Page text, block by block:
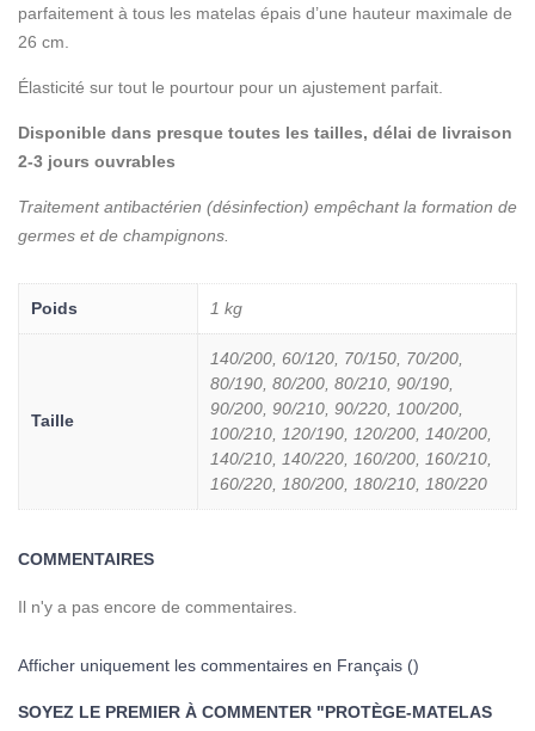
parfaitement à tous les matelas épais d’une hauteur maximale de
26 cm.
Élasticité sur tout le pourtour pour un ajustement parfait.
Disponible dans presque toutes les tailles, délai de livraison
2-3 jours ouvrables
Traitement antibactérien (désinfection) empêchant la formation de
germes et de champignons.
Poids 1 kg
Taille
140/200, 60/120, 70/150, 70/200,
80/190, 80/200, 80/210, 90/190,
90/200, 90/210, 90/220, 100/200,
100/210, 120/190, 120/200, 140/200,
140/210, 140/220, 160/200, 160/210,
160/220, 180/200, 180/210, 180/220
COMMENTAIRES
Il n'y a pas encore de commentaires.
Afficher uniquement les commentaires en Français ()
SOYEZ LE PREMIER À COMMENTER "PROTÈGE-MATELAS